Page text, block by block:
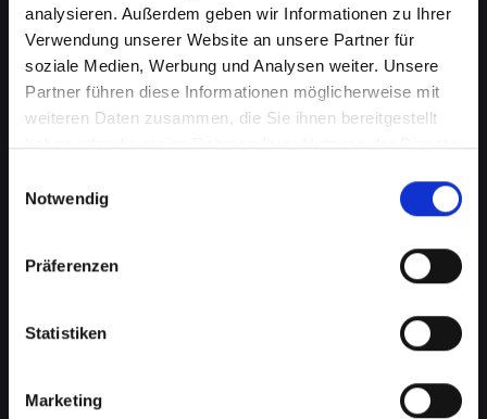
analysieren. Außerdem geben wir Informationen zu Ihrer
Verwendung unserer Website an unsere Partner für
soziale Medien, Werbung und Analysen weiter. Unsere
Partner führen diese Informationen möglicherweise mit
weiteren Daten zusammen, die Sie ihnen bereitgestellt
haben oder die sie im Rahmen Ihrer Nutzung der Dienste
Notwendig
Präferenzen
Statistiken
Marketing
Wasserschaden am IPHONE-13
in Bad-st-leonhard-im-lavanttal?
Wir bieten schnelle Hilfe
Wasserschäden können Ihr IPHONE-13
verheerend beeinflussen. Feuchtigkeit kann
nicht nur die interne Elektronik beschädigen,
sondern auch Korrosion und Schimmel
verursachen, die mit der Zeit noch schlimmere